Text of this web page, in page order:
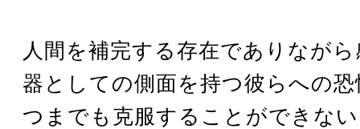
人間を補完する存在でありなが
器としての側面を持つ彼らへの
つまでも克服することができな